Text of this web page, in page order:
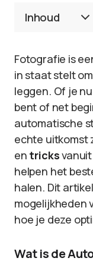
Inhoud
Fotografie is
in staat stelt
leggen. Of je
bent of net
automatische
echte uitkomst
en tricks
helpen het
halen. Dit
mogelijkheden
hoe je deze
Wat is de